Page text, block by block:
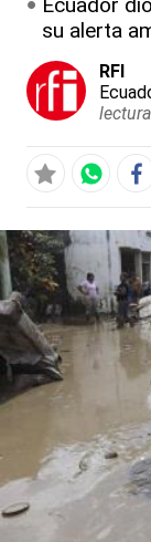
su alerta
RFI
lectura